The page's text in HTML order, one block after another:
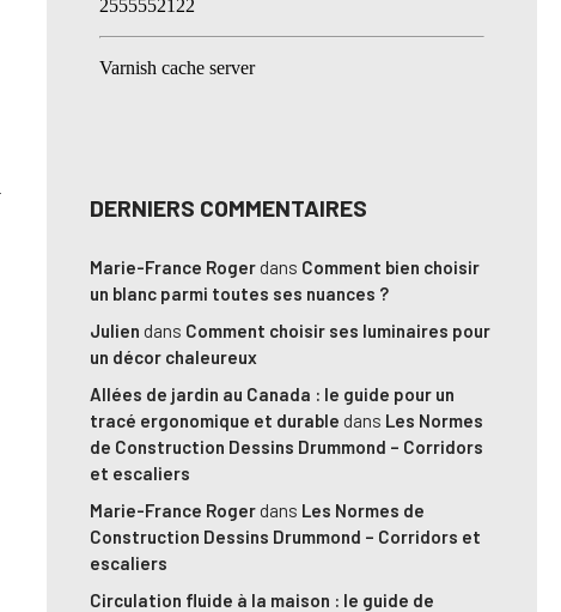
DERNIERS COMMENTAIRES
Marie-France Roger dans Comment bien choisir
un blanc parmi toutes ses nuances ?
Julien dans Comment choisir ses luminaires pour
un décor chaleureux
Allées de jardin au Canada : le guide pour un
tracé ergonomique et durable dans Les Normes
de Construction Dessins Drummond – Corridors
et escaliers
Marie-France Roger dans Les Normes de
Construction Dessins Drummond – Corridors et
escaliers
Circulation fluide à la maison : le guide de